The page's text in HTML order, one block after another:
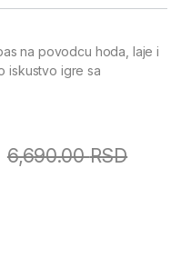
na povodcu hoda, laje i
iskustvo igre sa
6,690.00RSD